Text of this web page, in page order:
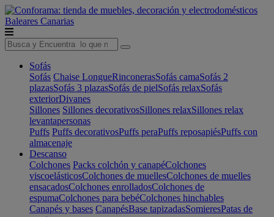
Baleares Canarias
Sofás
Sofás Chaise LongueRinconerasSofás camaSofás 2
plazasSofás 3 plazasSofás de pielSofás relaxSofás
exteriorDivanes
Sillones Sillones decorativosSillones relaxSillones relax
levantapersonas
Puffs Puffs decorativosPuffs peraPuffs reposapiésPuffs con
almacenaje
Descanso
Colchones Packs colchón y canapéColchones
viscoelásticosColchones de muellesColchones de muelles
ensacadosColchones enrolladosColchones de
espumaColchones para bebéColchones hinchables
Canapés y bases CanapésBase tapizadasSomieresPatas de